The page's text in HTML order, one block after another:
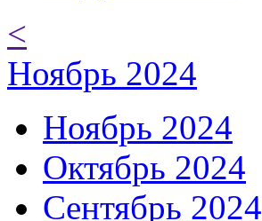
<
Ноябрь 2024
Ноябрь 2024
Октябрь 2024
Сентябрь 2024